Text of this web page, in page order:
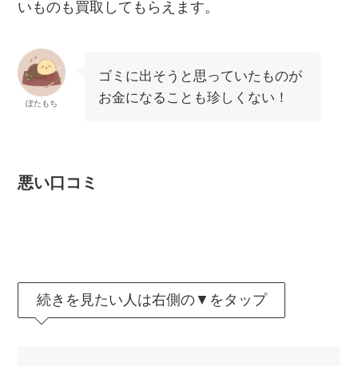
いものも買取してもらえます。
ぼたもち
ゴミに出そうと思っていたものが
お金になることも珍しくない！
悪い口コミ
続きを見たい人は右側の▼をタップ